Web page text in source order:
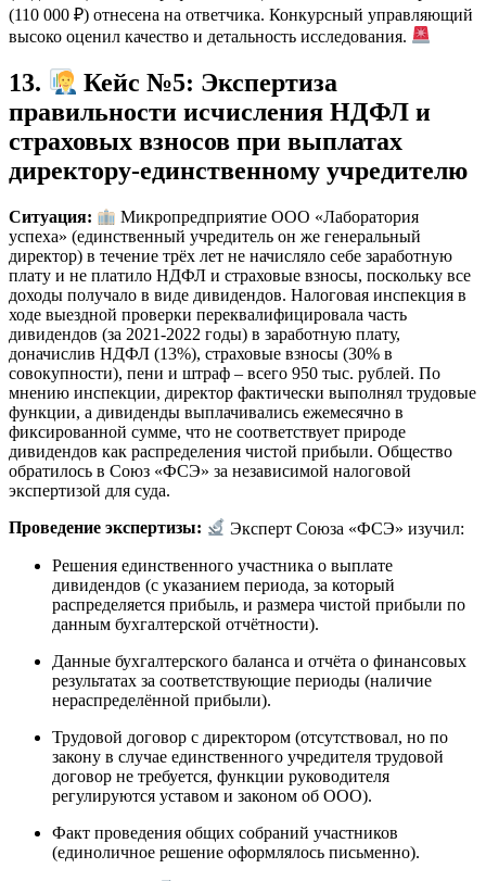
(110 000 ₽) отнесена на ответчика. Конкурсный управляющий
высоко оценил качество и детальность исследования.
13.
Кейс №5: Экспертиза
правильности исчисления НДФЛ и
страховых взносов при выплатах
директору-единственному учредителю
Ситуация:
Микропредприятие ООО «Лаборатория
успеха» (единственный учредитель он же генеральный
директор) в течение трёх лет не начисляло себе заработную
плату и не платило НДФЛ и страховые взносы, поскольку все
доходы получало в виде дивидендов. Налоговая инспекция в
ходе выездной проверки переквалифицировала часть
дивидендов (за 2021-2022 годы) в заработную плату,
доначислив НДФЛ (13%), страховые взносы (30% в
совокупности), пени и штраф – всего 950 тыс. рублей. По
мнению инспекции, директор фактически выполнял трудовые
функции, а дивиденды выплачивались ежемесячно в
фиксированной сумме, что не соответствует природе
дивидендов как распределения чистой прибыли. Общество
обратилось в Союз «ФСЭ» за независимой налоговой
экспертизой для суда.
Проведение экспертизы:
Эксперт Союза «ФСЭ» изучил:
Решения единственного участника о выплате
дивидендов (с указанием периода, за который
распределяется прибыль, и размера чистой прибыли по
данным бухгалтерской отчётности).
Данные бухгалтерского баланса и отчёта о финансовых
результатах за соответствующие периоды (наличие
нераспределённой прибыли).
Трудовой договор с директором (отсутствовал, но по
закону в случае единственного учредителя трудовой
договор не требуется, функции руководителя
регулируются уставом и законом об ООО).
Факт проведения общих собраний участников
(единоличное решение оформлялось письменно).